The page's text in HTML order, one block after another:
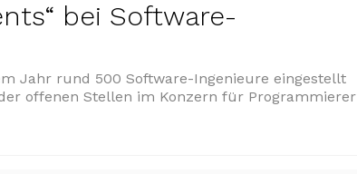
bei Software-
Jahr rund 500 Software-Ingenieure eingestellt
offenen Stellen im Konzern für Programmierer